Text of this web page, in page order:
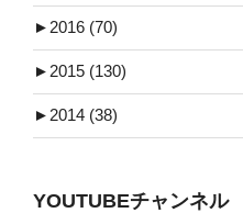
► 2016 (70)
► 2015 (130)
► 2014 (38)
YOUTUBEチャンネル